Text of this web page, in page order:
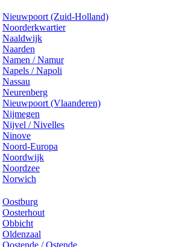
Nieuwpoort (Zuid-Holland)
Noorderkwartier
Naaldwijk
Naarden
Namen / Namur
Napels / Napoli
Nassau
Neurenberg
Nieuwpoort (Vlaanderen)
Nijmegen
Nijvel / Nivelles
Ninove
Noord-Europa
Noordwijk
Noordzee
Norwich
Oostburg
Oosterhout
Obbicht
Oldenzaal